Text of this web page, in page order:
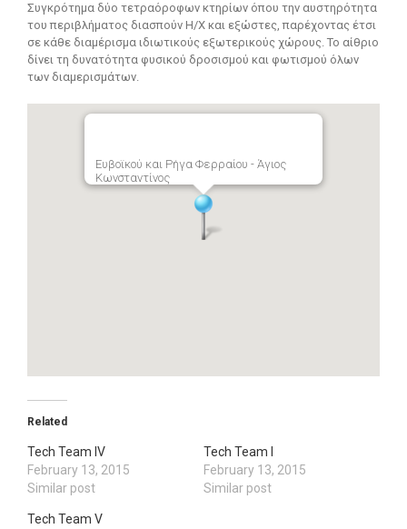
Συγκρότημα δύο τετραόροφων κτηρίων όπου την αυστηρότητα
του περιβλήματος διασπούν Η/Χ και εξώστες, παρέχοντας έτσι
σε κάθε διαμέρισμα ιδιωτικούς εξωτερικούς χώρους. Το αίθριο
δίνει τη δυνατότητα φυσικού δροσισμού και φωτισμού όλων
των διαμερισμάτων.
Ευβοϊκού και Ρήγα Φερραίου - Άγιος
Κωνσταντίνος
Related
Tech Team IV
February 13, 2015
Similar post
Tech Team Ι
February 13, 2015
Similar post
Tech Team V